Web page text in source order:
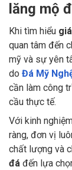
lăng mộ
Khi tìm hiểu
quan tâm đến
mỹ và sự yên
do Đá Mỹ
cần làm công
cầu thực tế.
Với kinh
ràng, đơn vị
chất lượng và
đá đến lựa